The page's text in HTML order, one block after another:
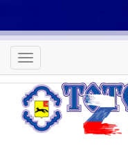
основному
содержанию
Меню
учётной
записи
Toggle
navigation